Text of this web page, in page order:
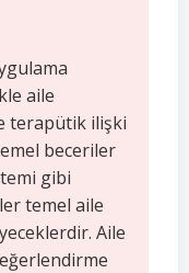
aile
terapütik ilişki
beceriler
gibi
temel aile
Aile